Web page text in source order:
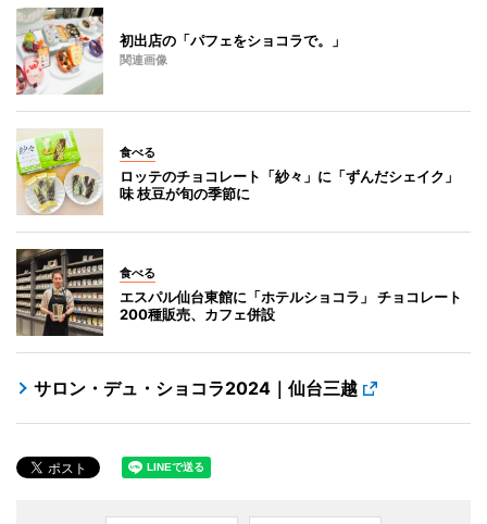
初出店の「パフェをショコラで。」
関連画像
食べる
ロッテのチョコレート「紗々」に「ずんだシェイク」
味 枝豆が旬の季節に
食べる
エスパル仙台東館に「ホテルショコラ」 チョコレート
200種販売、カフェ併設
サロン・デュ・ショコラ2024｜仙台三越